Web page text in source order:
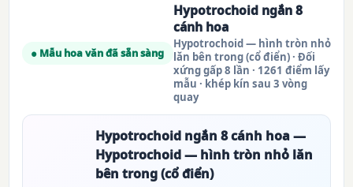
● Mẫu hoa văn đã sẵn sàng
Hypotrochoid ngắn 8
cánh hoa
Hypotrochoid — hình tròn nhỏ
lăn bên trong (cổ điển) · Đối
xứng gấp 8 lần · 1261 điểm lấy
mẫu · khép kín sau 3 vòng
quay
Hypotrochoid ngắn 8 cánh hoa —
Hypotrochoid — hình tròn nhỏ lăn
bên trong (cổ điển)